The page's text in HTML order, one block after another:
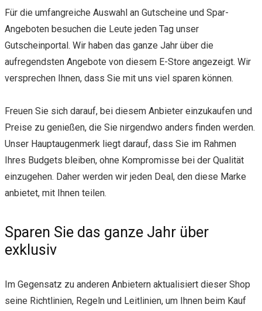
Für die umfangreiche Auswahl an Gutscheine und Spar-
Angeboten besuchen die Leute jeden Tag unser
Gutscheinportal. Wir haben das ganze Jahr über die
aufregendsten Angebote von diesem E-Store angezeigt. Wir
versprechen Ihnen, dass Sie mit uns viel sparen können.
Freuen Sie sich darauf, bei diesem Anbieter einzukaufen und
Preise zu genießen, die Sie nirgendwo anders finden werden.
Unser Hauptaugenmerk liegt darauf, dass Sie im Rahmen
Ihres Budgets bleiben, ohne Kompromisse bei der Qualität
einzugehen. Daher werden wir jeden Deal, den diese Marke
anbietet, mit Ihnen teilen.
Sparen Sie das ganze Jahr über
exklusiv
Im Gegensatz zu anderen Anbietern aktualisiert dieser Shop
seine Richtlinien, Regeln und Leitlinien, um Ihnen beim Kauf